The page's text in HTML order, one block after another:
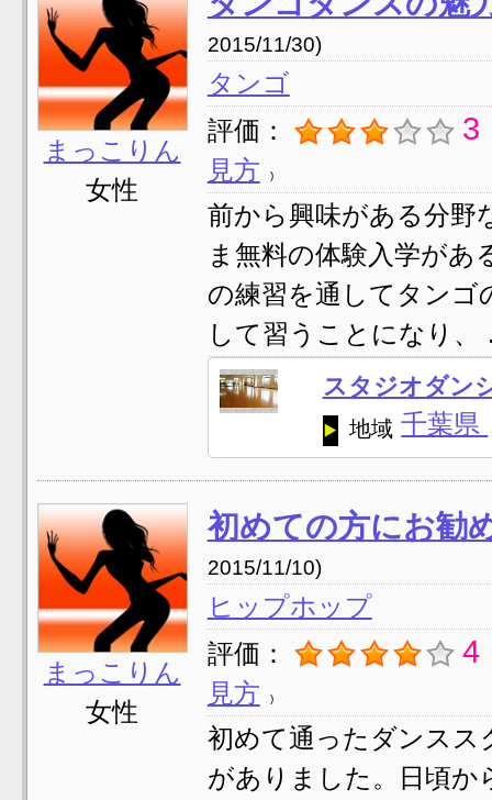
まっこりん
女性
2015/11/30)
タンゴ
評価：
3
見方
前から興味がある分野
ま無料の体験入学が
の練習を通してタンゴ
して習うことになり、
スタジオダン
地域 千葉県
まっこりん
女性
初めての方にお勧
2015/11/10)
ヒップホップ
評価：
4
見方
初めて通ったダンスス
がありました。日頃か